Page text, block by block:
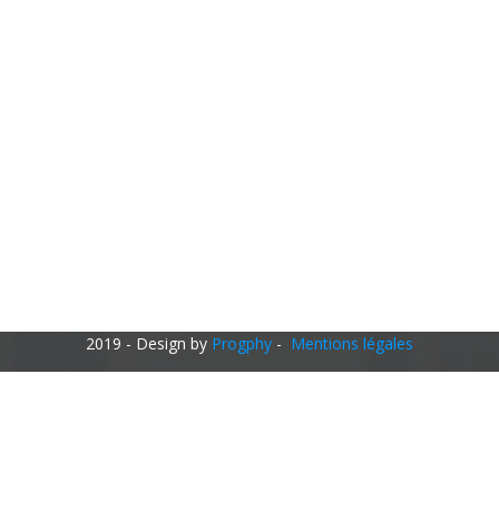
2019 - Design by Progphy - Mentions légales